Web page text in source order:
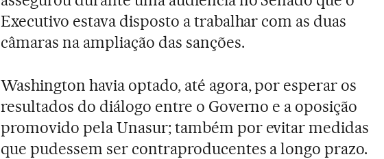
Executivo estava disposto a trabalhar com as duas
câmaras na ampliação das sanções.
Washington havia optado, até agora, por esperar os
resultados do diálogo entre o Governo e a oposição
promovido pela Unasur; também por evitar medidas
que pudessem ser contraproducentes a longo prazo.